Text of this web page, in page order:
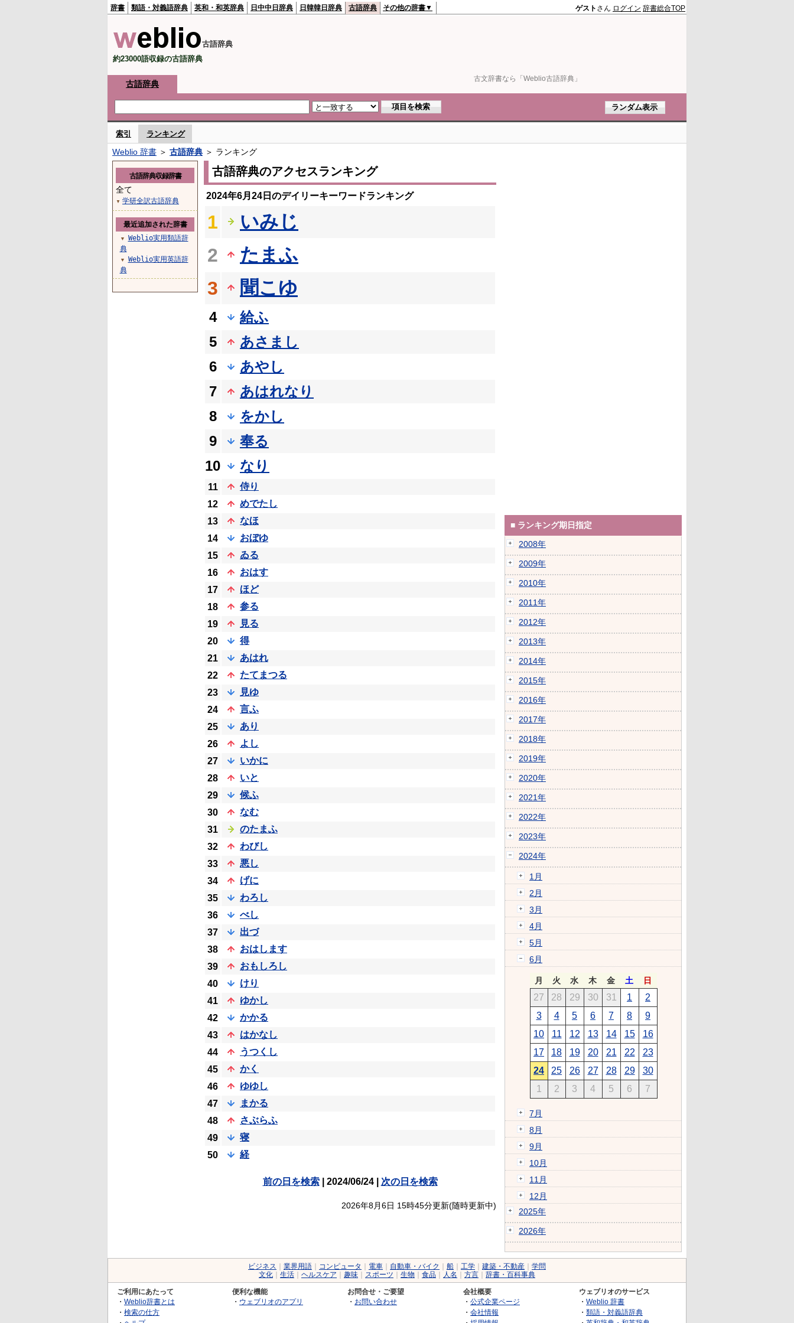
古文辞書なら「Weblio古語辞典」
辞書 類語・対義語辞典 英和・和英辞典 日中中日辞典 日韓韓日辞典 古語辞典 その他の辞書▼ ゲスト さん ログイン 辞書総合TOP
古語辞典
約23000語収録の古語辞典
古語辞典
索引 ランキング
Weblio 辞書 ＞ 古語辞典 ＞ ランキング
古語辞典のアクセスランキング
2024年6月24日のデイリーキーワードランキング
1
いみじ
2
たまふ
3
聞こゆ
4
給ふ
5
あさまし
6
あやし
7
あはれなり
8
をかし
9
奉る
10
なり
11
侍り
12
めでたし
13
なほ
14
おぼゆ
15
ゐる
16
おはす
17
ほど
18
参る
19
見る
20
得
21
あはれ
22
たてまつる
23
見ゆ
24
言ふ
25
あり
26
よし
27
いかに
28
いと
29
候ふ
30
なむ
31
のたまふ
32
わびし
33
悪し
34
げに
35
わろし
36
べし
37
出づ
38
おはします
39
おもしろし
40
けり
41
ゆかし
42
かかる
43
はかなし
44
うつくし
45
かく
46
ゆゆし
47
まかる
48
さぶらふ
49
寝
50
経
前の日を検索| 2024/06/24 | 次の日を検索
2026年8月6日 15時45分更新(随時更新中)
古語辞典収録辞書
全て
▼ 学研全訳古語辞典
最近追加された辞書
▼
Weblio実用類語辞
典
▼
Weblio実用英語辞
典
■ ランキング期日指定
2008年
2009年
2010年
2011年
2012年
2013年
2014年
2015年
2016年
2017年
2018年
2019年
2020年
2021年
2022年
2023年
2024年
1月
2月
3月
4月
5月
6月
月 火 水 木 金 土 日
27 28 29 30 31 1
2
3
4 5 6 7 8
9
10
11 12 13 14 15
16
17
18 19 20 21 22
23
24
25 26 27 28 29
30
1
2 3 4 5 6 7
7月
8月
9月
10月
11月
12月
2025年
2026年
ビジネス 業界用語 コンピュータ 電車 自動車・バイク 船 工学 建築・不動産
学問
文化
生活 ヘルスケア 趣味 スポーツ 生物 食品 人名 方言 辞書・百科事典
ご利用にあたって
・ Weblio辞書とは
・ 検索の仕方
便利な機能
・ ウェブリオのアプリ
お問合せ・ご要望
・ お問い合わせ
会社概要
・ 公式企業ページ
・ 会社情報
ウェブリオのサービス
・ Weblio 辞書
・ 類語・対義語辞典